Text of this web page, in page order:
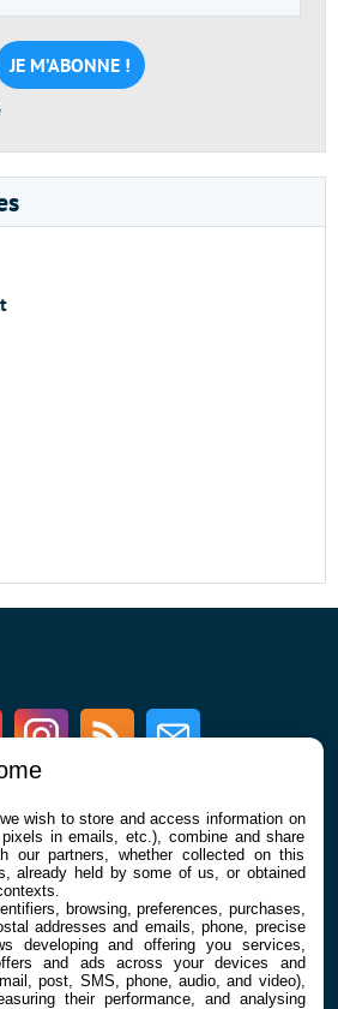
e-
mail
*
Youtube InstagramRSS Newsletter
À PROPOS
La rédaction
Contact
we wish to store and access information on
in emails, etc.), combine and share
our partners, whether collected on this
already held by some of us, or obtained
browsing, preferences, purchases,
addresses and emails, phone, precise
developing and offering you services,
and ads across your devices and
post, SMS, phone, audio, and video),
their performance, and analysing